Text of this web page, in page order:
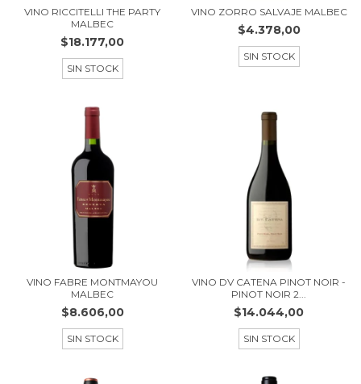
VINO RICCITELLI THE PARTY
MALBEC
$18.177,00
SIN STOCK
VINO ZORRO SALVAJE MALBEC
$4.378,00
SIN STOCK
VINO FABRE MONTMAYOU
MALBEC
$8.606,00
SIN STOCK
VINO DV CATENA PINOT NOIR -
PINOT NOIR 2...
$14.044,00
SIN STOCK